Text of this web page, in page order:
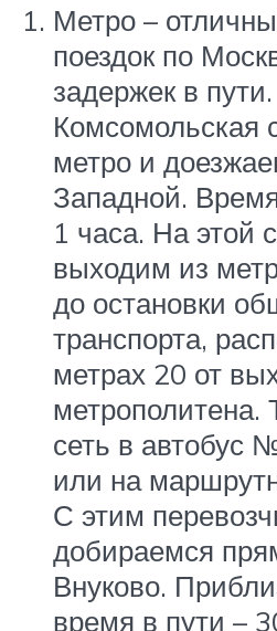
Метро –
поездок по
задержек в
Комсомольская
метро и
Западной.
1 часа. На этой
выходим из
до остановки
транспорта,
метрах 20 от
метрополитена.
сеть в
или на
С этим
добираемся
Внуково.
время в пути –